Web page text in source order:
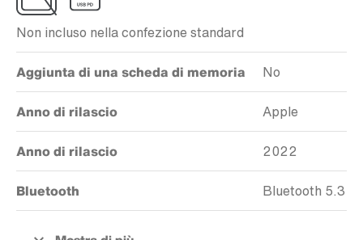
Non incluso nella confezione standard
Aggiunta di una scheda di memoria No
Anno di rilascio Apple
Anno di rilascio 2022
Bluetooth Bluetooth 5.3